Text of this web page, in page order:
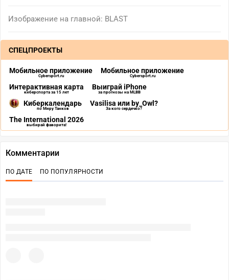
Изображение на главной: BLAST
СПЕЦПРОЕКТЫ
Мобильное приложение
Cybersport.ru
Мобильное приложение
Cybersport.ru
Интерактивная карта
киберспорта за 15 лет
Выиграй iPhone
за прогнозы на MLBB
Киберкалендарь
по Миру Танков
Vasilisa или by_Owl?
За кого сердечко?
The International 2026
выбирай фаворита!
Комментарии
ПО ДАТЕ ПО ПОПУЛЯРНОСТИ